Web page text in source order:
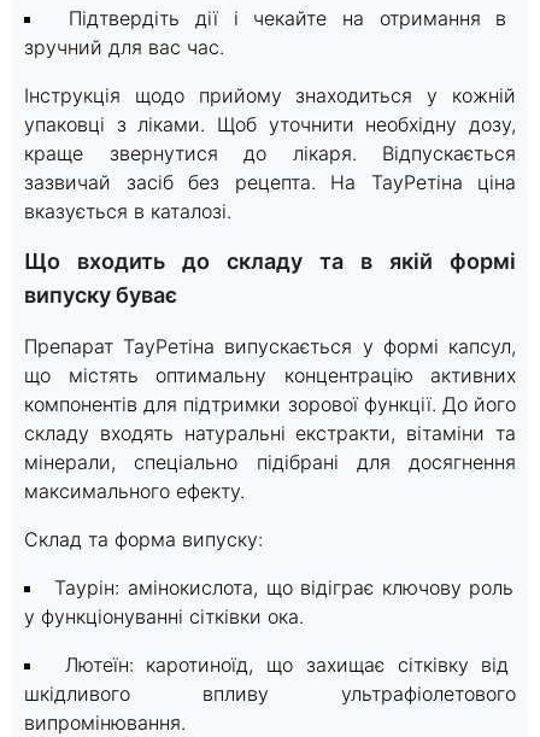
Підтвердіть дії і чекайте на отримання в
зручний для вас час.
Інструкція щодо прийому знаходиться у кожній
упаковці з ліками. Щоб уточнити необхідну дозу,
краще звернутися до лікаря. Відпускається
зазвичай засіб без рецепта. На ТауРетіна ціна
вказується в каталозі.
Що входить до складу та в якій формі
випуску буває
Препарат ТауРетіна випускається у формі капсул,
що містять оптимальну концентрацію активних
компонентів для підтримки зорової функції. До його
складу входять натуральні екстракти, вітаміни та
мінерали, спеціально підібрані для досягнення
максимального ефекту.
Склад та форма випуску:
Таурін: амінокислота, що відіграє ключову роль
у функціонуванні сітківки ока.
Лютеїн: каротиноїд, що захищає сітківку від
шкідливого впливу ультрафіолетового
випромінювання.